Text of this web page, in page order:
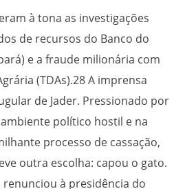
à tona as investigações
de recursos do Banco do
e a fraude milionária com
(TDAs).28A imprensa
de Jader. Pressionado por
político hostil e na
processo de cassação,
outra escolha: capou o gato.
à presidência do